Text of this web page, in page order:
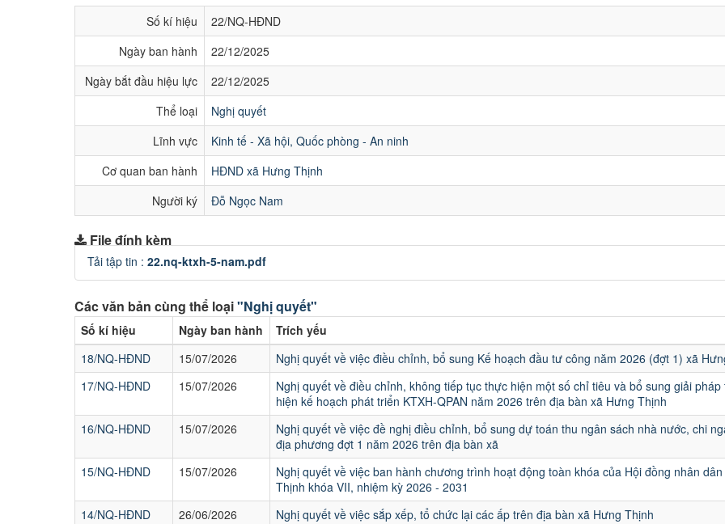
Số kí hiệu
22/NQ-HĐND
Ngày ban hành
22/12/2025
Ngày bắt đầu hiệu lực
22/12/2025
Thể loại
Nghị quyết
Lĩnh vực
Kinh tế - Xã hội, Quốc phòng - An ninh
Cơ quan ban hành
HĐND xã Hưng Thịnh
Người ký
Đỗ Ngọc Nam
File đính kèm
Tải tập tin : 22.nq-ktxh-5-nam.pdf
Các văn bản cùng thể loại"Nghị quyết"
Số kí hiệu Ngày ban hành
Trích yếu
18/NQ-HĐND
15/07/2026
Nghị quyết về việc điều chỉnh, bổ sung Kế hoạch đầu tư công năm 2026 (đợt 1) xã
17/NQ-HĐND
15/07/2026
Nghị quyết về điều chỉnh, không tiếp tục thực hiện một số chỉ tiêu và bổ sung giải pháp
hiện kế hoạch phát triển KTXH-QPAN năm 2026 trên địa bàn xã Hưng Thịnh
16/NQ-HĐND
15/07/2026
Nghị quyết về việc đề nghị điều chỉnh, bổ sung dự toán thu ngân sách nhà nước, chi
địa phương đợt 1 năm 2026 trên địa bàn xã
15/NQ-HĐND
15/07/2026
Nghị quyết về việc ban hành chương trình hoạt động toàn khóa của Hội đồng nhân
Thịnh khóa VII, nhiệm kỳ 2026 - 2031
14/NQ-HĐND
26/06/2026 Nghị quyết về việc sắp xếp, tổ chức lại các ấp trên địa bàn xã Hưng Thịnh